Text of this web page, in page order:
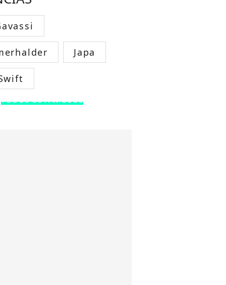
Japa
TODOS OS FAMOSOS